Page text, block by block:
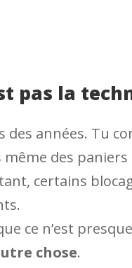
pas la
des années. Tu
même des
certains
ce n’est
chose.